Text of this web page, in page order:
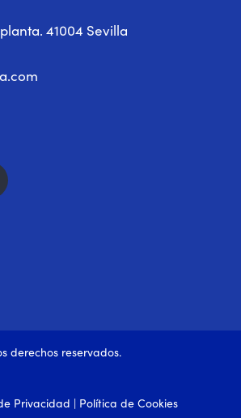
41004 Sevilla
derechos reservados.
Privacidad | Política de Cookies